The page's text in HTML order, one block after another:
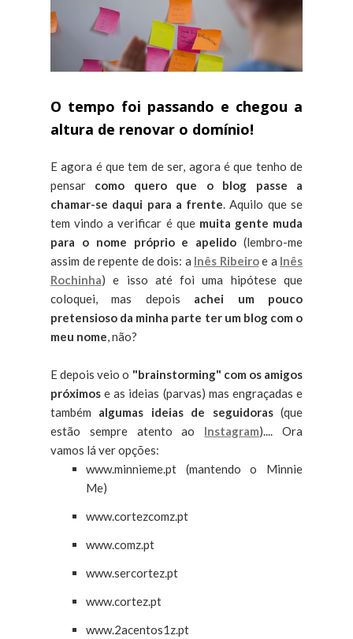
O tempo foi passando e chegou a
altura de renovar o domínio!
E agora é que tem de ser, agora é que tenho de
pensar como quero que o blog passe a
chamar-se daqui para a frente. Aquilo que se
tem vindo a verificar é quemuita gente muda
para o nome próprio e apelido (lembro-me
assim de repente de dois: a Inês Ribeiroe a Inês
Rochinha) e isso até foi uma hipótese que
coloquei, mas depois achei um pouco
pretensioso da minha parte ter um blog com o
meu nome, não?
E depois veio o "brainstorming" com os amigos
próximos e as ideias (parvas) mas engraçadas e
também algumas ideias de seguidoras(que
estão sempre atento ao Instagram).... Ora
vamos lá ver opções:
www.minnieme.pt (mantendo o Minnie
Me)
www.cortezcomz.pt
www.comz.pt
www.sercortez.pt
www.cortez.pt
www.2acentos1z.pt